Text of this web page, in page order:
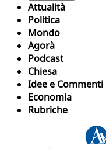
Attualità
Politica
Mondo
Agorà
Podcast
Chiesa
Idee e Commenti
Economia
Rubriche